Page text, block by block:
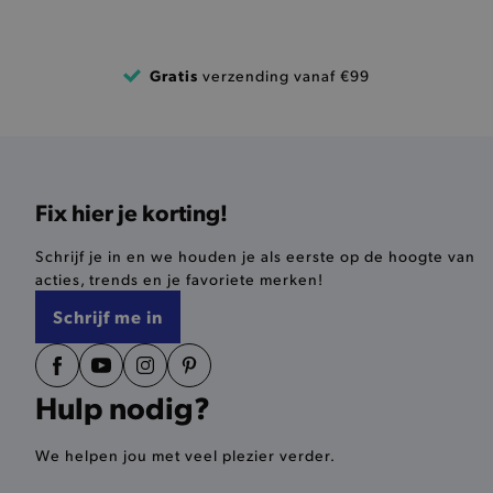
Gratis verzending vanaf €99
Fix hier je korting!
Schrijf je in en we houden je als eerste op de hoogte van
acties, trends en je favoriete merken!
Schrijf me in
Hulp nodig?
We helpen jou met veel plezier verder.